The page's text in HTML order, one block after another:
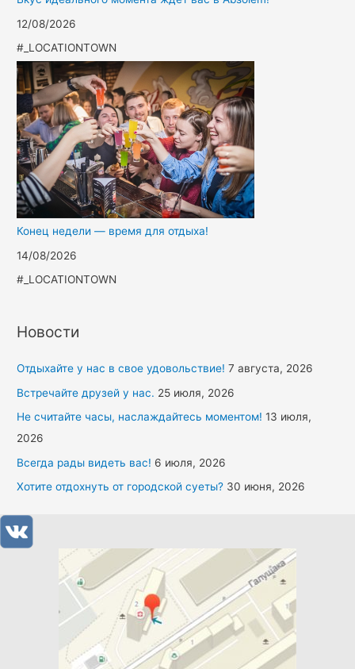
12/08/2026
#_LOCATIONTOWN
Конец недели — время для отдыха!
14/08/2026
#_LOCATIONTOWN
Новости
Отдыхайте у нас в свое удовольствие! 7 августа, 2026
Встречайте друзей у нас. 25 июля, 2026
Не считайте часы, наслаждайтесь моментом! 13 июля,
2026
Всегда рады видеть вас! 6 июля, 2026
Хотите отдохнуть от городской суеты? 30 июня, 2026